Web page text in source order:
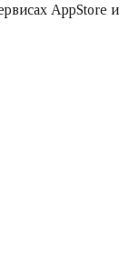
AppStore и